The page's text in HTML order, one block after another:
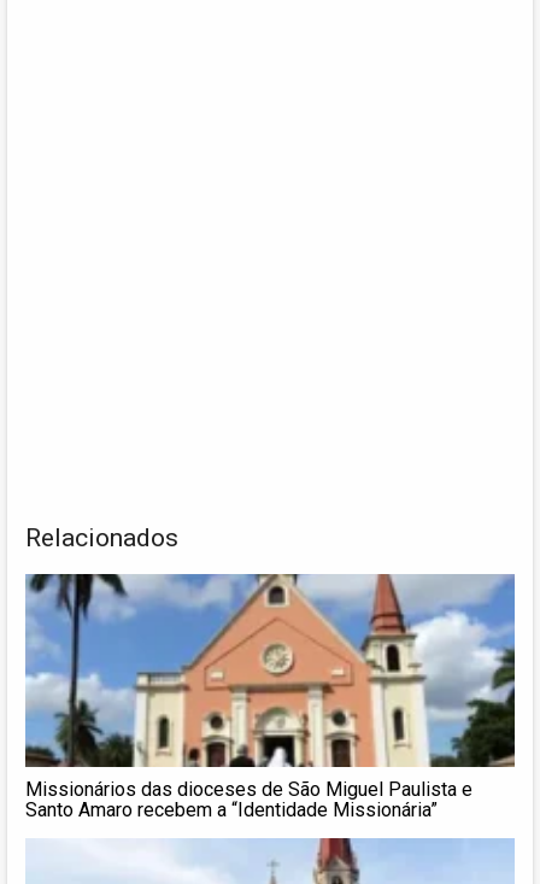
Relacionados
Missionários das dioceses de São Miguel Paulista e
Santo Amaro recebem a “Identidade Missionária”